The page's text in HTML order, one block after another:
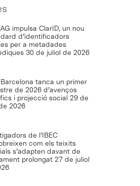
impulsa ClarID, un nou
d’identificadors
per a metadades
30 de juliol de 2026
Barcelona tanca un primer
de 2026 d’avenços
i projecció social 29 de
2026
de l’IBEC
com els teixits
s’adapten davant de
prolongat 27 de juliol